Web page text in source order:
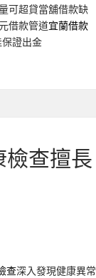
可超貸當舖借款缺
借款管道宜蘭借款
證出金
查擅長
查深入發現健康異常